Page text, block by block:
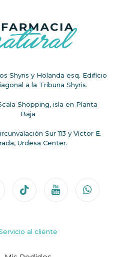
Shyris y Holanda esq. Edificio
a la Tribuna Shyris.
Shopping, isla en Planta
Baja
Sur 113 y Víctor E.
Urdesa Center.
al cliente